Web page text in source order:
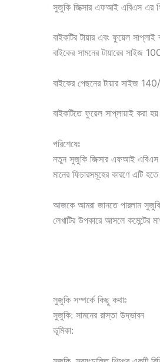
সুজুকি জিক্সার এফআই এবিএস এর
বাইকটির টায়ার এবং ফুয়েল সাপ্লাই
বাইকের সামনের টায়ারের সাইজ
বাইকের পেছনের টায়ার সাইজ
বাইকটিতে ফুয়েল সাপ্লায়াই করা
পরিশেষেঃ
নতুন সুজুকি জিক্সার এফআই এবিএস
মানের ফিচারসমূহের কারণে এটি
আজকে আমরা জানতে পারলাম
লেখাটির উপকারে আসলে কমেন্টের
সুজুকি সম্পর্কে কিছু কথাঃ
সুজুকি: সামনের রাস্তা উদ্ভাবন
ভূমিকা: